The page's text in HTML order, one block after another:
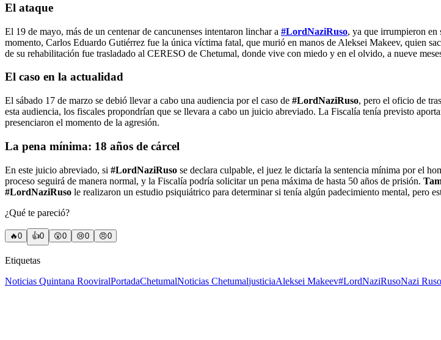
El ataque
El 19 de mayo, más de un centenar de cancunenses intentaron linchar a #LordNaziRuso, ya que irrumpieron en
momento, Carlos Eduardo Gutiérrez fue la única víctima fatal, que murió en manos de Aleksei Makeev, quien
de su rehabilitación fue trasladado al CERESO de Chetumal, donde vive con miedo y en el olvido, a nueve
El caso en la actualidad
El sábado 17 de marzo se debió llevar a cabo una audiencia por el caso de #LordNaziRuso, pero el oficio de
esta audiencia, los fiscales propondrían que se llevara a cabo un juicio abreviado. La Fiscalía tenía previsto
presenciaron el momento de la agresión.
La pena mínima: 18 años de cárcel
En este juicio abreviado, si #LordNaziRuso se declara culpable, el juez le dictaría la sentencia mínima por el
proceso seguirá de manera normal, y la Fiscalía podría solicitar un pena máxima de hasta 50 años de prisión.
#LordNaziRuso le realizaron un estudio psiquiátrico para determinar si tenía algún padecimiento mental, pero
¿Qué te pareció?
🔥0 👍0 😲0 😢0 😠0
Etiquetas
Noticias Quintana RooviralPortadaChetumalNoticias ChetumaljusticiaAleksei Makeev#LordNaziRusoNazi Ruso